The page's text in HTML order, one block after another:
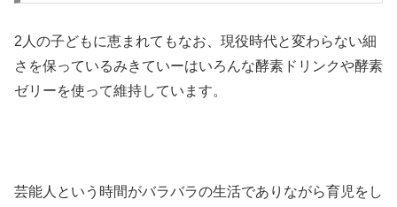
2人の子どもに恵まれてもなお、現役時代と変わらない細
さを保っているみきていーはいろんな酵素ドリンクや酵素
ゼリーを使って維持しています。
芸能人という時間がバラバラの生活でありながら育児をし